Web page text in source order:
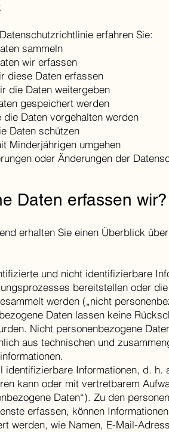
erfahren Sie:
sammeln
wir erfassen
diese Daten erfassen
die Daten weitergeben
gespeichert werden
die Daten vorgehalten werden
Daten schützen
Minderjährigen umgehen
oder Änderungen der
Daten erfassen wir?
erhalten Sie einen Überblick
und nicht identifizierbare
bereitstellen oder
werden („nicht
Daten lassen keine
Nicht personenbezogene
aus technischen und
identifizierbare Informationen, d. h.
kann oder mit vertretbarem
Daten“). Zu den
erfassen, können
werden, wie Namen, E-Mail-